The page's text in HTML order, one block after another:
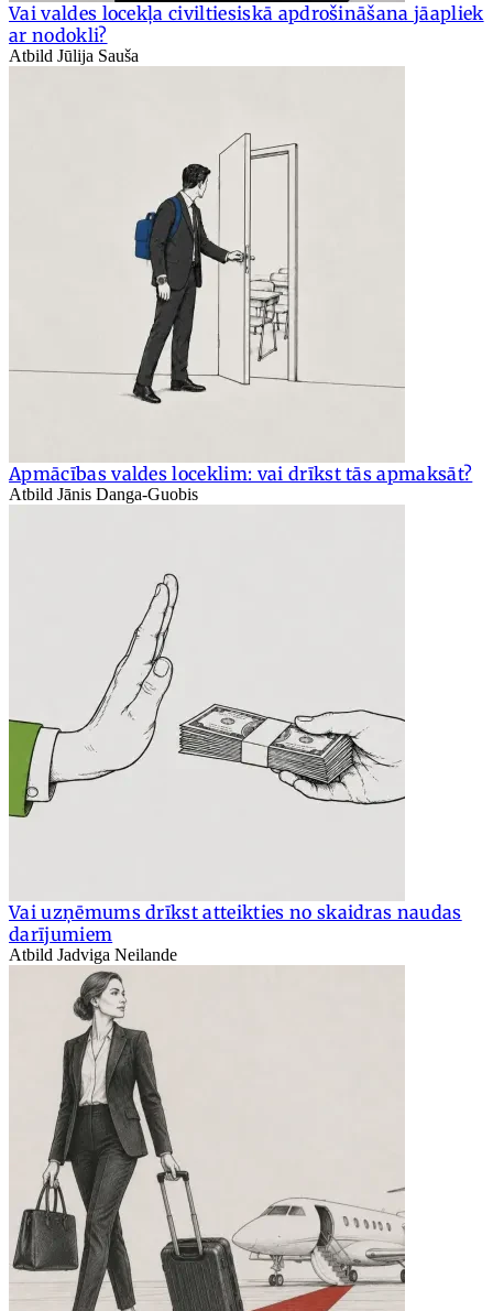
Vai valdes locekļa civiltiesiskā apdrošināšana jāapliek
ar nodokli?
Atbild Jūlija Sauša
Apmācības valdes loceklim: vai drīkst tās apmaksāt?
Atbild Jānis Danga-Guobis
Vai uzņēmums drīkst atteikties no skaidras naudas
darījumiem
Atbild Jadviga Neilande